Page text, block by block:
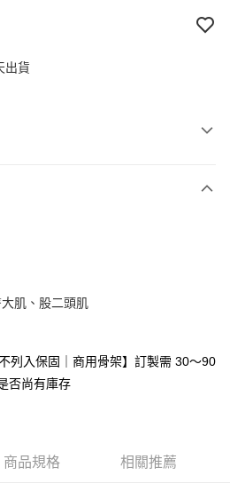
出貨
商品到府安裝（不含宜花東、偏遠地
元)
肌、股二頭肌
列入保固｜商用骨架】訂製需 30～90
否尚有庫存
商品規格 相關推薦